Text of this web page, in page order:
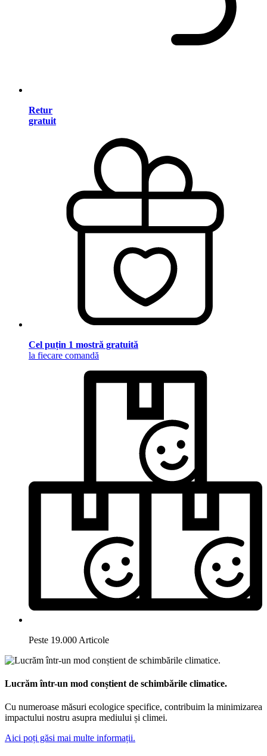
Retur
gratuit
Cel puțin 1 mostră gratuită
la fiecare comandă
Peste 19.000 Articole
Lucrăm într-un mod conștient de schimbările climatice.
Cu numeroase măsuri ecologice specifice, contribuim la minimizarea
impactului nostru asupra mediului și climei.
Aici poți găsi mai multe informații.